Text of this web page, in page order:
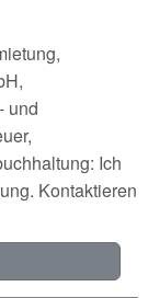
und
Ich
Kontaktieren